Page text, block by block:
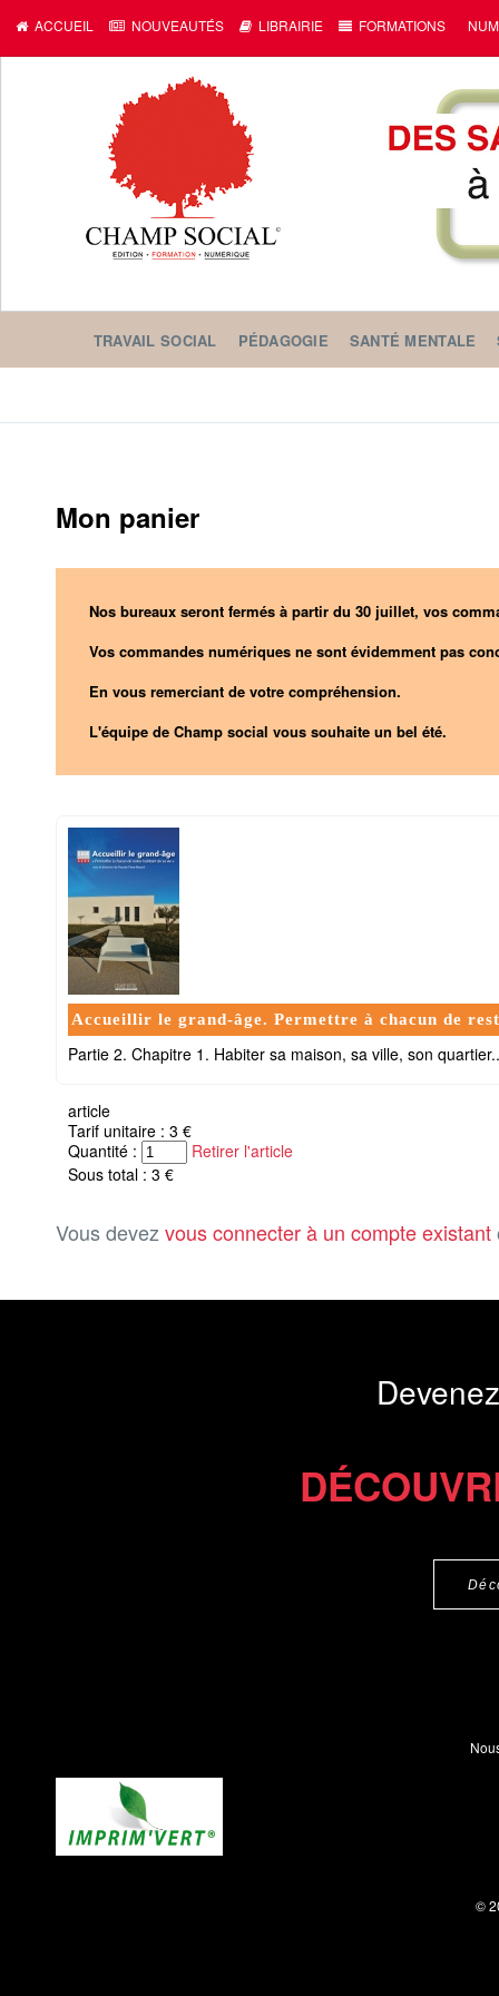
ACCUEIL NOUVEAUTÉS LIBRAIRIE FORMATIONS
TRAVAIL SOCIAL PÉDAGOGIE SANTÉ MENTALE
Mon panier
Nos bureaux seront fermés à partir du 30 juillet, vos
Vos commandes numériques ne sont évidemment pas
En vous remerciant de votre compréhension.
L'équipe de Champ social vous souhaite un bel été.
Accueillir le grand-âge. Permettre à chacun de
Partie 2. Chapitre 1. Habiter sa maison, sa ville, son
article
Tarif unitaire : 3 €
Quantité :
Retirer l'article
Sous total : 3 €
Vous devez vous connecter à un compte existant
©